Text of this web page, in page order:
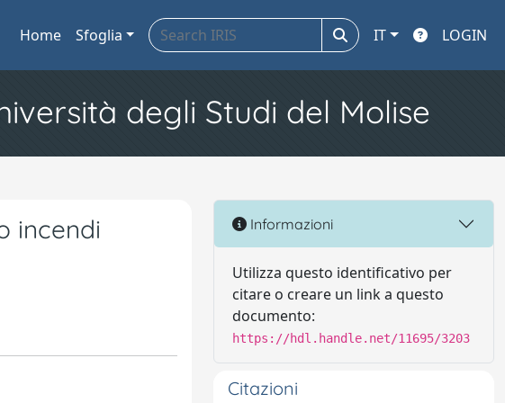
Home Sfoglia IT LOGIN
degli Studi del Molise
incendi
Informazioni
Utilizza questo identificativo per
citare o creare un link a questo
documento:
https://hdl.handle.net/11695/3203
Citazioni